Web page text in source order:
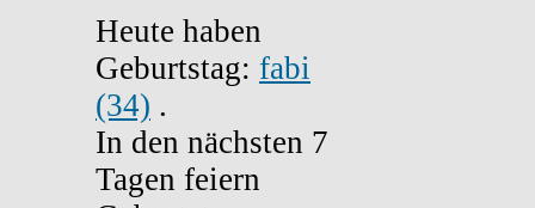
Heute haben
Geburtstag: fabi
(34) .
In den nächsten 7
Tagen feiern